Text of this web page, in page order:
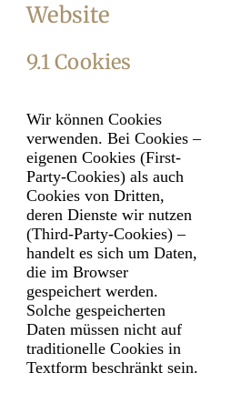
Website
9.1 Cookies
Wir können Cookies
verwenden. Bei Cookies –
eigenen Cookies (First-
Party-Cookies) als auch
Cookies von Dritten,
deren Dienste wir nutzen
(Third-Party-Cookies) –
handelt es sich um Daten,
die im Browser
gespeichert werden.
Solche gespeicherten
Daten müssen nicht auf
traditionelle Cookies in
Textform beschränkt sein.